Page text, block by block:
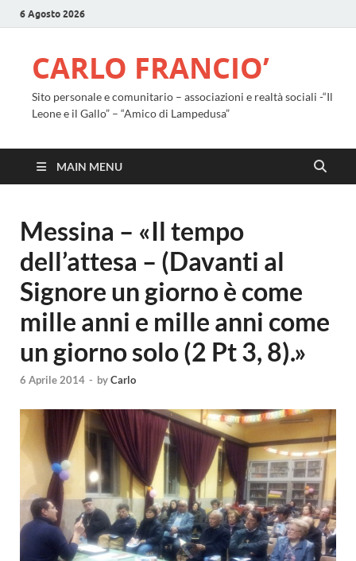
6 Agosto 2026
CARLO FRANCIO’
Sito personale e comunitario – associazioni e realtà sociali -“Il
Leone e il Gallo” – “Amico di Lampedusa”
MAIN MENU
Messina – «Il tempo
dell’attesa – (Davanti al
Signore un giorno è come
mille anni e mille anni come
un giorno solo (2 Pt 3, 8).»
6 Aprile 2014 - byCarlo